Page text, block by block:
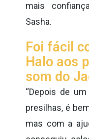
mais
Sasha.
Foi fácil
Halo aos
som do
“Depois de
presilhas, é
mas com a